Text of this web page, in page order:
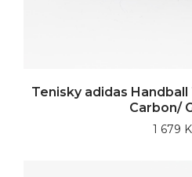
Tenisky adidas
Carbon/
1 679